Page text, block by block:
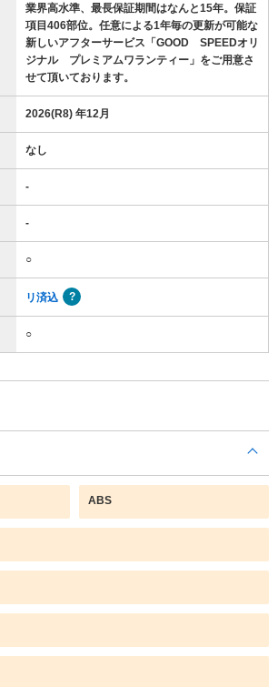
業界高水準、最長保証期間はなんと15年。保証
項目406部位。任意による1年毎の更新が可能な
新しいアフターサービス「GOOD SPEEDオリ
ジナル プレミアムワランティー」をご用意さ
せて頂いております。
2026(R8) 年12月
なし
-
-
○
リ済込
○
ABS